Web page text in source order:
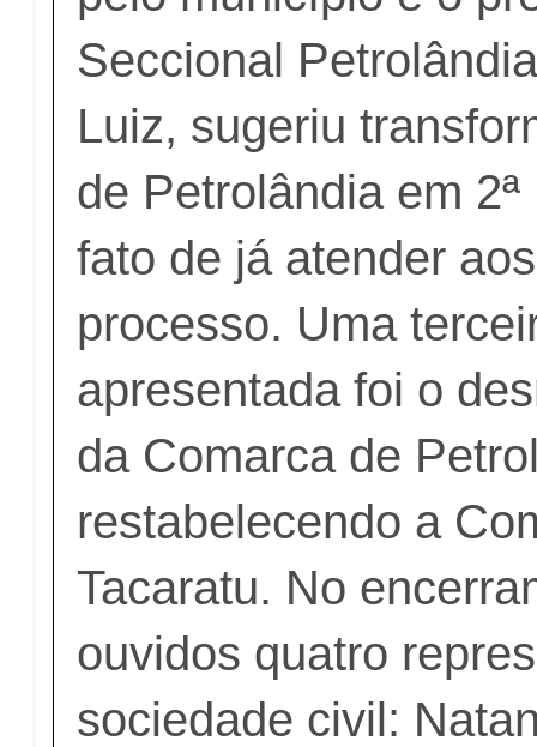
Seccional
Luiz, sugeriu
de Petrolândia em
fato de já atender
processo. Uma
apresentada foi o
da Comarca de
restabelecendo a
Tacaratu. No
ouvidos quatro
sociedade civil: